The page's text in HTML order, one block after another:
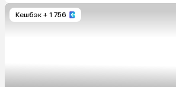
Кешбэк + 1 756